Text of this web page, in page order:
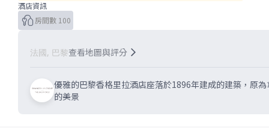
酒店資訊
房間數 100
法國, 巴黎查看地圖與評分
優雅的巴黎香格里拉酒店座落於1896年建成的建築，原
的美景